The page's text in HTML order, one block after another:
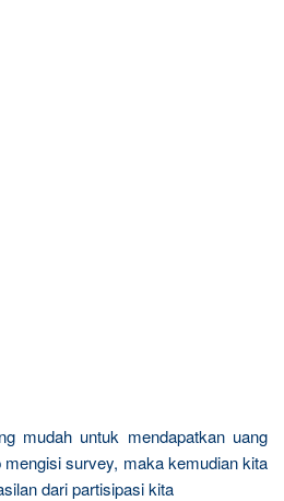
mudah untuk mendapatkan uang
survey, maka kemudian kita
dari partisipasi kita